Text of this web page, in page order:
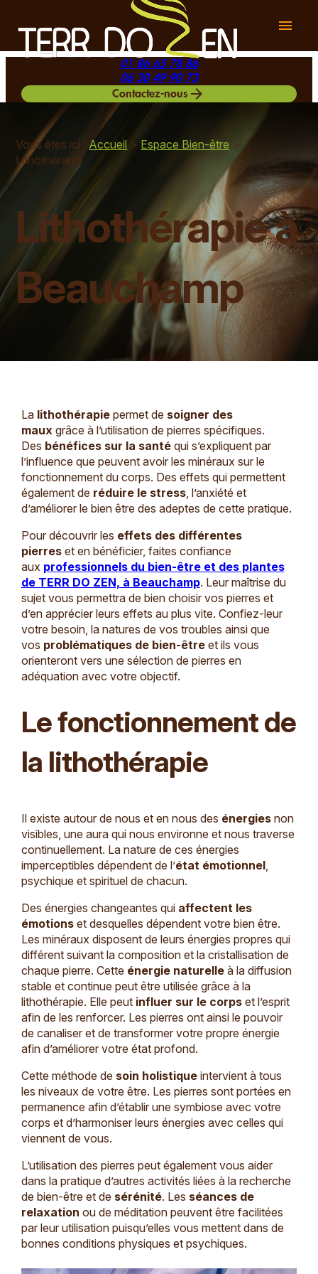
menu
01 86 65 78 86
06 30 49 90 73
Contactez-nous arrow_forward
Vous êtes ici : Accueil > Espace Bien-être >
Lithothérapie
Lithothérapie à
Beauchamp
La lithothérapiepermet de soigner des
maux grâce à l’utilisation de pierres spécifiques.
Des bénéfices sur la santéqui s’expliquent par
l’influence que peuvent avoir les minéraux sur le
fonctionnement du corps. Des effets qui permettent
également de réduire le stress, l’anxiété et
d’améliorer le bien être des adeptes de cette pratique.
Pour découvrir les effets des différentes
pierreset en bénéficier, faites confiance
aux professionnels du bien-être et des plantes
de TERR DO ZEN, à Beauchamp. Leur maîtrise du
sujet vous permettra de bien choisir vos pierres et
d’en apprécier leurs effets au plus vite. Confiez-leur
votre besoin, la natures de vos troubles ainsi que
vos problématiques de bien-êtreet ils vous
orienteront vers une sélection de pierres en
adéquation avec votre objectif.
Le fonctionnement de
la lithothérapie
Il existe autour de nous et en nous des énergiesnon
visibles, une aura qui nous environne et nous traverse
continuellement. La nature de ces énergies
imperceptibles dépendent de l’état émotionnel,
psychique et spirituel de chacun.
Des énergies changeantes qui affectent les
émotionset desquelles dépendent votre bien être.
Les minéraux disposent de leurs énergies propres qui
différent suivant la composition et la cristallisation de
chaque pierre. Cette énergie naturelleà la diffusion
stable et continue peut être utilisée grâce à la
lithothérapie. Elle peut influer sur le corpset l’esprit
afin de les renforcer. Les pierres ont ainsi le pouvoir
de canaliser et de transformer votre propre énergie
afin d’améliorer votre état profond.
Cette méthode de soin holistiqueintervient à tous
les niveaux de votre être. Les pierres sont portées en
permanence afin d’établir une symbiose avec votre
corps et d’harmoniser leurs énergies avec celles qui
viennent de vous.
L’utilisation des pierres peut également vous aider
dans la pratique d’autres activités liées à la recherche
de bien-être et de sérénité. Les séances de
relaxation ou de méditation peuvent être facilitées
par leur utilisation puisqu’elles vous mettent dans de
bonnes conditions physiques et psychiques.
Panneau de gestion des cookies